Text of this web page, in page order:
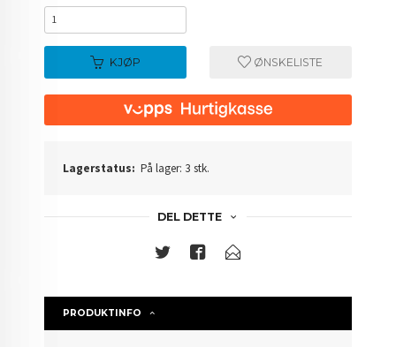
KJØP ØNSKELISTE
Lagerstatus: På lager: 3 stk.
DEL DETTE
PRODUKTINFO